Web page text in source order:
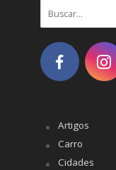
Artigos
Carro
Cidades